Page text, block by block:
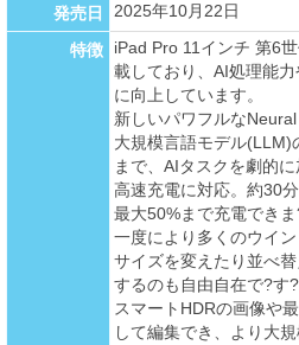
発売日 2025年10月22日
特徴
iPad Pro 11インチ 第6
載しており、AI処理能
に向上しています。
新しいパワフルなNeural
大規模言語モデル(LLM)
まで、AIタスクを劇的に
高速充電に対応。約30
最大50%まで充電できま
一度により多くのウイ
サイズを変えたり並べ
するのも自由自在で?す?
スマートHDRの画像や
して編集でき、より大